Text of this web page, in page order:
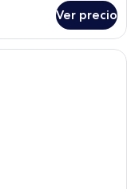
Ver precio
moderna y